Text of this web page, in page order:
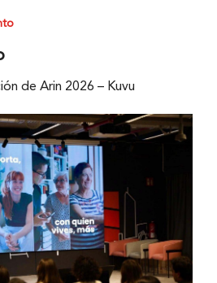
de Arin 2026 – Kuvu